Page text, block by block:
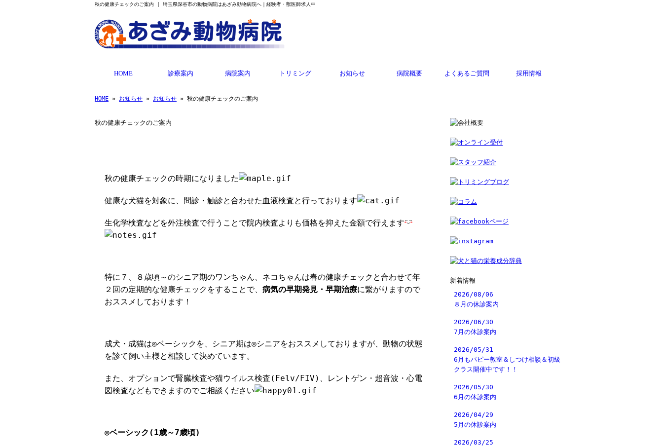
秋の健康チェックのご案内 | 埼玉県深谷市の動物病院はあざみ動物病院へ｜経験者・獣医師求人中
HOME 診療案内 病院案内 トリミング お知らせ 病院概要 よくあるご質問 採用情報
HOME » お知らせ » お知らせ » 秋の健康チェックのご案内
秋の健康チェックのご案内
秋の健康チェックの時期になりました
健康な犬猫を対象に、問診・触診と合わせた血液検査と行っております
生化学検査などを外注検査で行うことで院内検査よりも価格を抑えた金額で行えます
特に７、８歳頃～のシニア期のワンちゃん、ネコちゃんは春の健康チェックと合わせて年
２回の定期的な健康チェックをすることで、 病気の早期発見・早期治療に繋がりますので
おススメしております！
成犬・成猫は◎ベーシックを、シニア期は◎シニアをおススメしておりますが、動物の状態
を診て飼い主様と相談して決めています。
また、オプションで腎臓検査や猫ウイルス検査(Felv/FIV)、レントゲン・超音波・心電
図検査などもできますのでご相談ください
◎ベーシック(1歳～7歳頃)
新着情報
2026/08/06
８月の休診案内
2026/06/30
7月の休診案内
2026/05/31
6月もパピー教室＆しつけ相談＆初級
クラス開催中です！！
2026/05/30
6月の休診案内
2026/04/29
5月の休診案内
2026/03/25